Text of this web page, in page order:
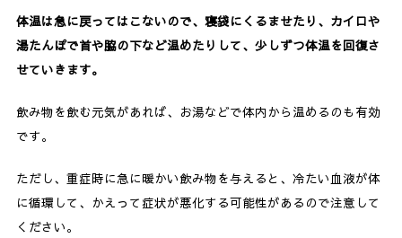
体温は急に戻ってはこないので、寝袋にくるませたり、カイロや
湯たんぽで首や脇の下など温めたりして、少しずつ体温を回復さ
せていきます。
飲み物を飲む元気があれば、お湯などで体内から温めるのも有効
です。
ただし、重症時に急に暖かい飲み物を与えると、冷たい血液が体
に循環して、かえって症状が悪化する可能性があるので注意して
ください。